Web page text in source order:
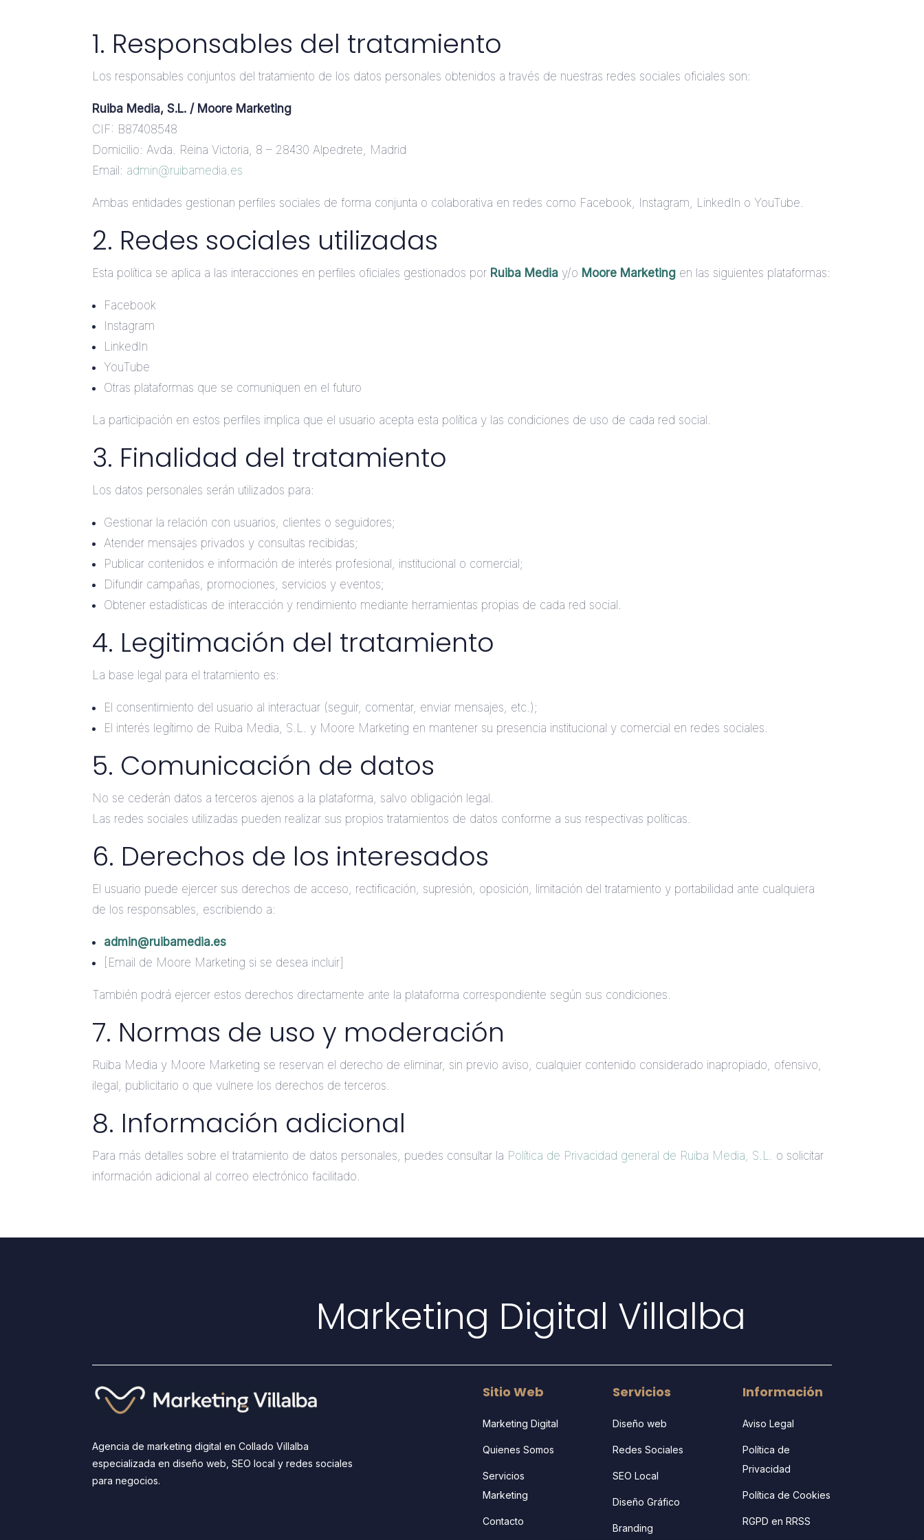
1. Responsables del tratamiento
Los responsables conjuntos del tratamiento de los datos personales obtenidos a través de nuestras redes sociales oficiales son:
Ruiba Media, S.L. / Moore Marketing
CIF: B87408548
Domicilio: Avda. Reina Victoria, 8 – 28430 Alpedrete, Madrid
Email: admin@ruibamedia.es
Ambas entidades gestionan perfiles sociales de forma conjunta o colaborativa en redes como Facebook, Instagram, LinkedIn o YouTube.
2. Redes sociales utilizadas
Esta política se aplica a las interacciones en perfiles oficiales gestionados por Ruiba Media y/o Moore Marketing en las siguientes plataformas:
Facebook
Instagram
LinkedIn
YouTube
Otras plataformas que se comuniquen en el futuro
La participación en estos perfiles implica que el usuario acepta esta política y las condiciones de uso de cada red social.
3. Finalidad del tratamiento
Los datos personales serán utilizados para:
Gestionar la relación con usuarios, clientes o seguidores;
Atender mensajes privados y consultas recibidas;
Publicar contenidos e información de interés profesional, institucional o comercial;
Difundir campañas, promociones, servicios y eventos;
Obtener estadísticas de interacción y rendimiento mediante herramientas propias de cada red social.
4. Legitimación del tratamiento
La base legal para el tratamiento es:
El consentimiento del usuario al interactuar (seguir, comentar, enviar mensajes, etc.);
El interés legítimo de Ruiba Media, S.L. y Moore Marketing en mantener su presencia institucional y comercial en redes sociales.
5. Comunicación de datos
No se cederán datos a terceros ajenos a la plataforma, salvo obligación legal.
Las redes sociales utilizadas pueden realizar sus propios tratamientos de datos conforme a sus respectivas políticas.
6. Derechos de los interesados
El usuario puede ejercer sus derechos de acceso, rectificación, supresión, oposición, limitación del tratamiento y portabilidad ante cualquiera
de los responsables, escribiendo a:
admin@ruibamedia.es
[Email de Moore Marketing si se desea incluir]
También podrá ejercer estos derechos directamente ante la plataforma correspondiente según sus condiciones.
7. Normas de uso y moderación
Ruiba Media y Moore Marketing se reservan el derecho de eliminar, sin previo aviso, cualquier contenido considerado inapropiado, ofensivo,
ilegal, publicitario o que vulnere los derechos de terceros.
8. Información adicional
Para más detalles sobre el tratamiento de datos personales, puedes consultar la Política de Privacidad general de Ruiba Media, S.L. o solicitar
información adicional al correo electrónico facilitado.
Marketing Digital Villalba
Agencia de marketing digital en Collado Villalba
especializada en diseño web, SEO local y redes sociales
para negocios.
Sitio Web
Marketing Digital
Quienes Somos
Servicios
Marketing
Contacto
Servicios
Diseño web
Redes Sociales
SEO Local
Diseño Gráfico
Branding
Información
Aviso Legal
Política de
Privacidad
Política de Cookies
RGPD en RRSS